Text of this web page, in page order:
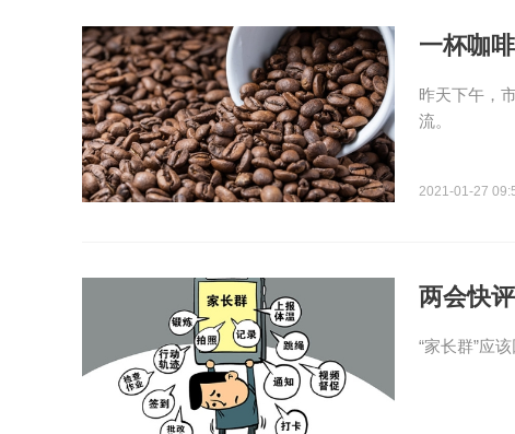
一杯咖
昨天下午，
流。
2021-01-27
两会快
“家长群”应